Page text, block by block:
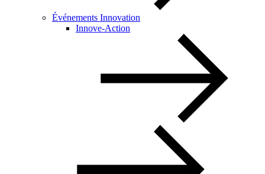
Événements Innovation
Innove-Action